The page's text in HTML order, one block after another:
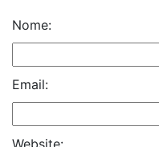
Nome:
Email:
Website: